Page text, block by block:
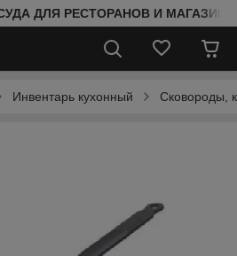
ДЛЯ РЕСТОРАНОВ И
Инвентарь кухонный Сковороды,